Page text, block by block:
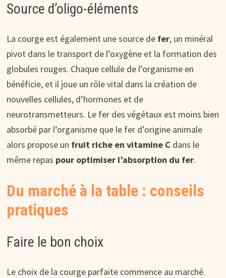
Source d’oligo-éléments
La courge est également une source de fer, un minéral
pivot dans le transport de l’oxygène et la formation des
globules rouges. Chaque cellule de l’organisme en
bénéficie, et il joue un rôle vital dans la création de
nouvelles cellules, d’hormones et de
neurotransmetteurs. Le fer des végétaux est moins bien
absorbé par l’organisme que le fer d’origine animale
alors propose un fruit riche en vitamine C dans le
même repas pour optimiser l’absorption du fer.
Du marché à la table : conseils
pratiques
Faire le bon choix
Le choix de la courge parfaite commence au marché.